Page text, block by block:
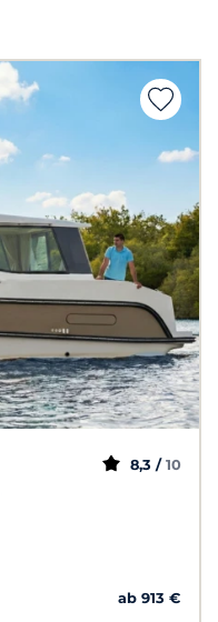
8,3 / 10
ab 913 €